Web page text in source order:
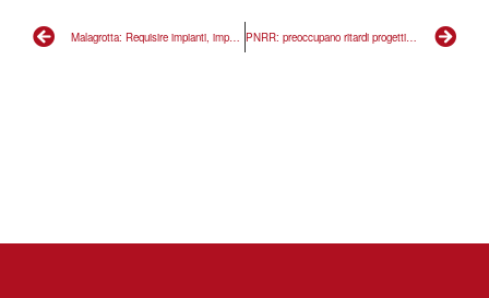
PNRR: preoccupano ritardi progetti mezzogiorno su economia circolare